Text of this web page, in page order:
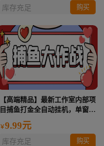
库存充足 购买
【高端精品】最新工作室内部项
目捕鱼打金全自动挂机，单窗口
收益100+包回收【挂机脚本+使
用教程】
￥9.99元
库存充足 购买